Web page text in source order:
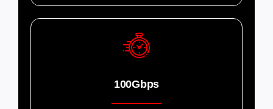
100Gbps